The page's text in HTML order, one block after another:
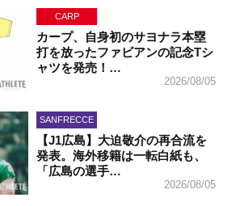
CARP
カープ、自身初のサヨナラ本塁
打を放ったファビアンの記念Tシ
ャツを発売！…
2026/08/05
SANFRECCE
【J1広島】大迫敬介の再合流を
発表。海外移籍は一転白紙も、
「広島の選手…
2026/08/05